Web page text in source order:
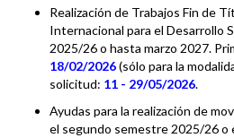
Realización de Trabajos Fin de
Internacional para el Desarrollo
2025/26 o hasta marzo 2027.
18/02/2026(sólo para la
solicitud: 11 - 29/05/2026.
Ayudas para la realización de
el segundo semestre 2025/26 o